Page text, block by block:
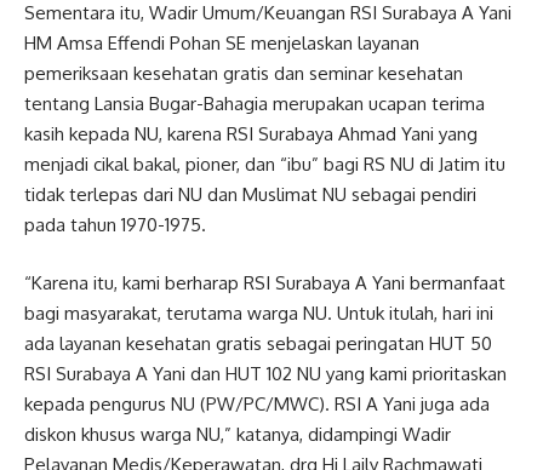
Sementara itu, Wadir Umum/Keuangan RSI Surabaya A Yani
HM Amsa Effendi Pohan SE menjelaskan layanan
pemeriksaan kesehatan gratis dan seminar kesehatan
tentang Lansia Bugar-Bahagia merupakan ucapan terima
kasih kepada NU, karena RSI Surabaya Ahmad Yani yang
menjadi cikal bakal, pioner, dan “ibu” bagi RS NU di Jatim itu
tidak terlepas dari NU dan Muslimat NU sebagai pendiri
pada tahun 1970-1975.
“Karena itu, kami berharap RSI Surabaya A Yani bermanfaat
bagi masyarakat, terutama warga NU. Untuk itulah, hari ini
ada layanan kesehatan gratis sebagai peringatan HUT 50
RSI Surabaya A Yani dan HUT 102 NU yang kami prioritaskan
kepada pengurus NU (PW/PC/MWC). RSI A Yani juga ada
diskon khusus warga NU,” katanya, didampingi Wadir
Pelayanan Medis/Keperawatan, drg Hj Laily Rachmawati